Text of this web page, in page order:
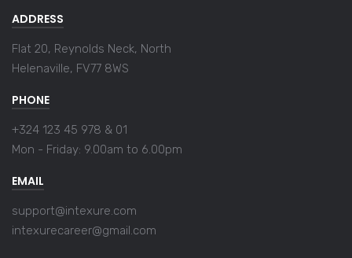
ADDRESS
Flat 20, Reynolds Neck, North
Helenaville, FV77 8WS
PHONE
+324 123 45 978 & 01
Mon - Friday: 9.00am to 6.00pm
EMAIL
support@intexure.com
intexurecareer@gmail.com